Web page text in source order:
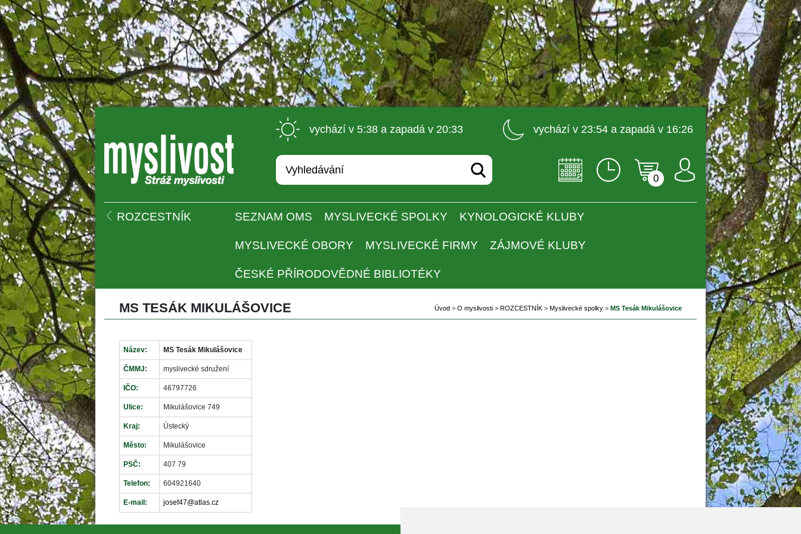
vychází v 5:38 a zapadá v 20:33 vychází v 23:54 a zapadá v 16:26
0
ROZCESTNÍK SEZNAM OMS MYSLIVECKÉ SPOLKY KYNOLOGICKÉ KLUBY
MYSLIVECKÉ OBORY MYSLIVECKÉ FIRMY ZÁJMOVÉ KLUBY
ČESKÉ PŘÍRODOVĚDNÉ BIBLIOTÉKY
MS TESÁK MIKULÁŠOVICE Úvod > O myslivosti > ROZCESTNÍK > Myslivecké spolky > MS Tesák Mikulášovice
Název: MS Tesák Mikulášovice
ČMMJ: myslivecké sdružení
IČO: 46797726
Ulice: Mikulášovice 749
Kraj: Ústecký
Město: Mikulášovice
PSČ: 407 79
Telefon: 604921640
E-mail: josef47@atlas.cz